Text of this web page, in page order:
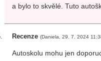
a bylo to skvělé. Tuto
Recenze (Daniela, 29. 7. 2024
Autoskolu mohu jen